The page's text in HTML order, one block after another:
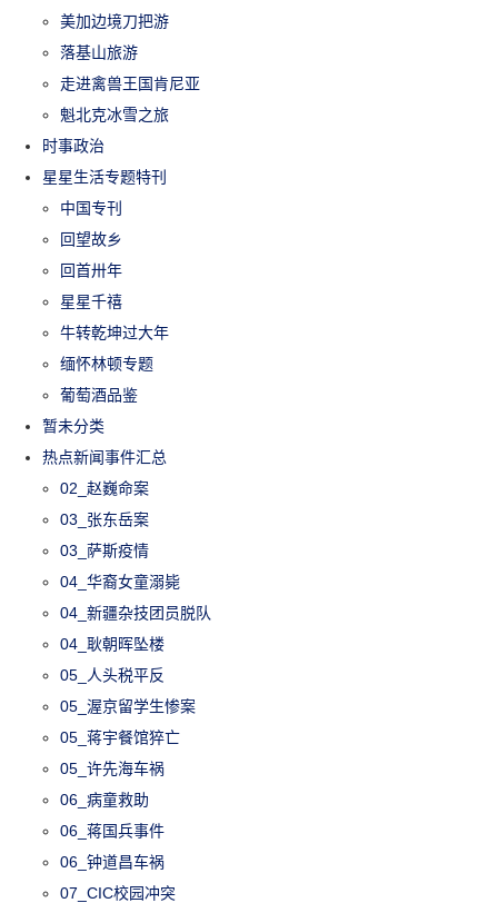
美加边境刀把游
落基山旅游
走进禽兽王国肯尼亚
魁北克冰雪之旅
时事政治
星星生活专题特刊
中国专刊
回望故乡
回首卅年
星星千禧
牛转乾坤过大年
缅怀林顿专题
葡萄酒品鉴
暂未分类
热点新闻事件汇总
02_赵巍命案
03_张东岳案
03_萨斯疫情
04_华裔女童溺毙
04_新疆杂技团员脱队
04_耿朝晖坠楼
05_人头税平反
05_渥京留学生惨案
05_蒋宇餐馆猝亡
05_许先海车祸
06_病童救助
06_蒋国兵事件
06_钟道昌车祸
07_CIC校园冲突